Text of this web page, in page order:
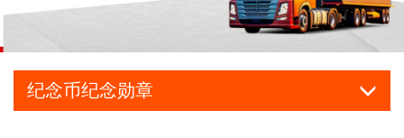
纪念币纪念勋章